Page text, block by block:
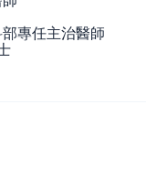
專任主治醫師